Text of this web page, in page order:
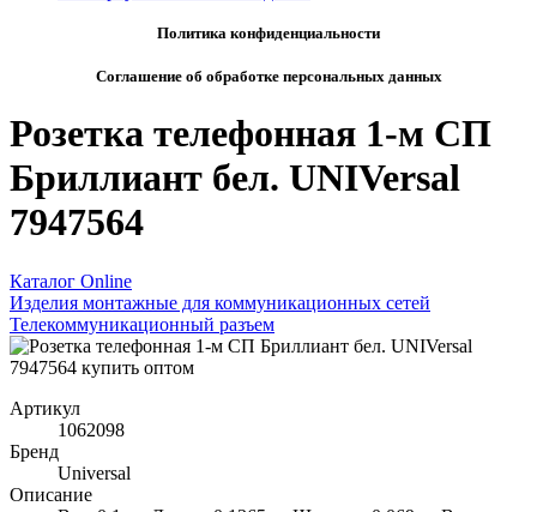
Политика конфиденциальности
Соглашение об обработке персональных данных
Розетка телефонная 1-м СП
Бриллиант бел. UNIVersal
7947564
Каталог Online
Изделия монтажные для коммуникационных сетей
Телекоммуникационный разъем
Артикул
1062098
Бренд
Universal
Описание